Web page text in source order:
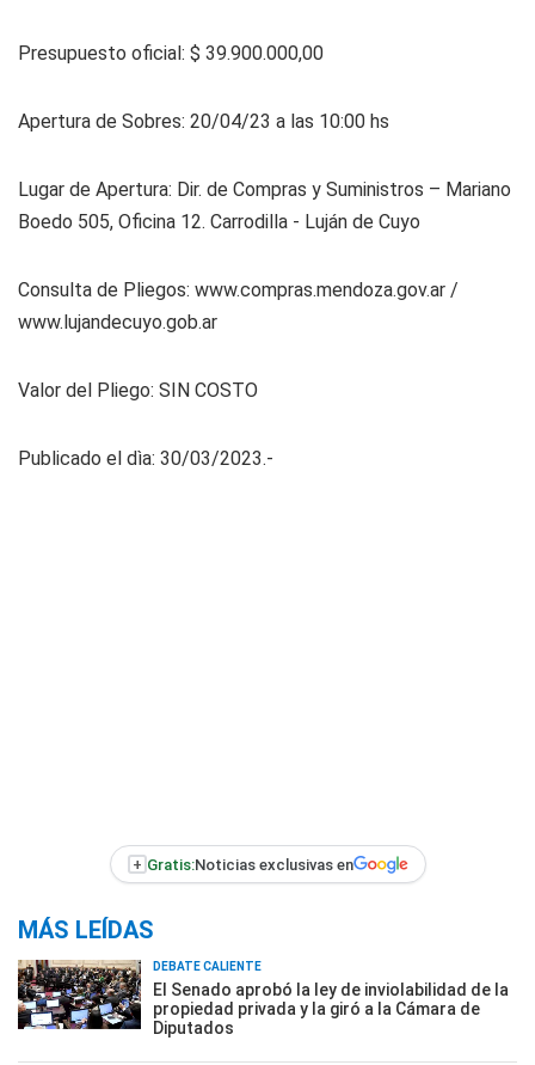
Presupuesto oficial: $ 39.900.000,00
Apertura de Sobres: 20/04/23 a las 10:00 hs
Lugar de Apertura: Dir. de Compras y Suministros – Mariano
Boedo 505, Oficina 12. Carrodilla - Luján de Cuyo
Consulta de Pliegos: www.compras.mendoza.gov.ar /
www.lujandecuyo.gob.ar
Valor del Pliego: SIN COSTO
Publicado el dìa: 30/03/2023.-
+ Gratis:Noticias exclusivas en
MÁS LEÍDAS
DEBATE CALIENTE
El Senado aprobó la ley de inviolabilidad de la
propiedad privada y la giró a la Cámara de
Diputados